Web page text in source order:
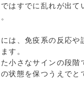
はすでに乱れが出て
は、免疫系の反応や
す。
小さなサインの段階
状態を保つうえでと